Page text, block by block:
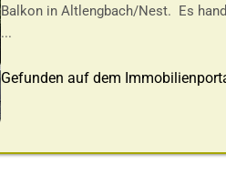
Balkon in Altlengbach/Nest. Es
...
Gefunden auf dem